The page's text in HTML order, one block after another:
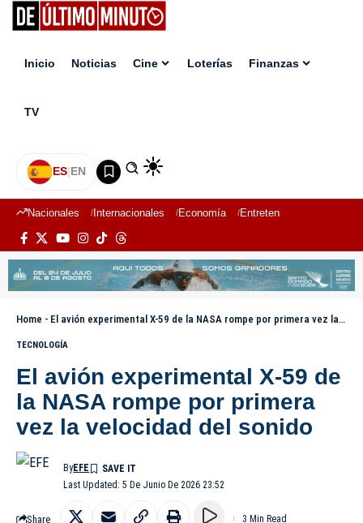
Inicio Noticias Cine Loterías Finanzas
TV
ES|EN
Nacionales Internacionales Economía Entretenimiento
Home - El avión experimental X-59 de la NASA rompe por primera vez la velocidad del sonido
TECNOLOGÍA
El avión experimental X-59 de
la NASA rompe por primera
vez la velocidad del sonido
Last Updated: 5 De Junio De 2026 23:52
ByEFE
Share 3 Min Read